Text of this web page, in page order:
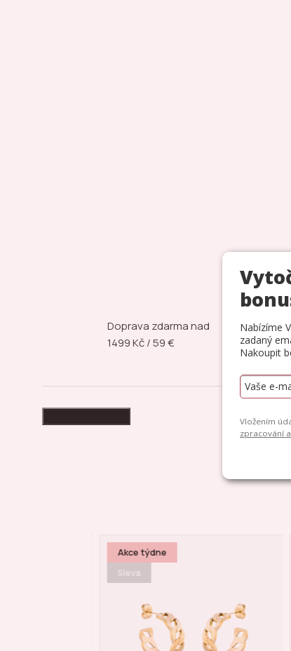
Doprava zdarma nad
1499 Kč / 59 €
Akce týdne
Sleva